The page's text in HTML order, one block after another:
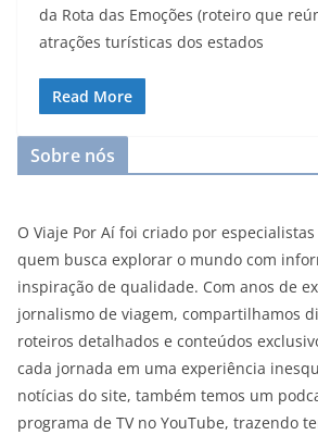
da Rota das Emoções (roteiro que
atrações turísticas dos estados
Read More
Sobre nós
O Viaje Por Aí foi criado por
quem busca explorar o mundo com
inspiração de qualidade. Com anos de
jornalismo de viagem, compartilhamos
roteiros detalhados e conteúdos
cada jornada em uma experiência
notícias do site, também temos um
programa de TV no YouTube, trazendo